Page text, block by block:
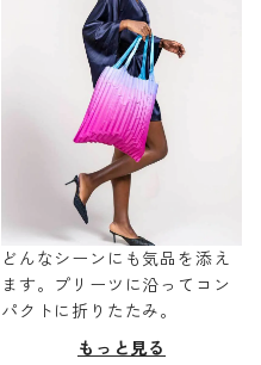
どんなシーンにも気品を添え
ます。プリーツに沿ってコン
パクトに折りたたみ。
もっと見る